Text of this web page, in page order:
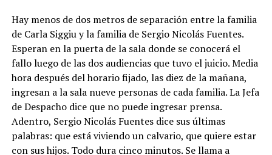
Hay menos de dos metros de separación entre la familia
de Carla Siggiu y la familia de Sergio Nicolás Fuentes.
Esperan en la puerta de la sala donde se conocerá el
fallo luego de las dos audiencias que tuvo el juicio. Media
hora después del horario fijado, las diez de la mañana,
ingresan a la sala nueve personas de cada familia. La Jefa
de Despacho dice que no puede ingresar prensa.
Adentro, Sergio Nicolás Fuentes dice sus últimas
palabras: que está viviendo un calvario, que quiere estar
con sus hijos. Todo dura cinco minutos. Se llama a